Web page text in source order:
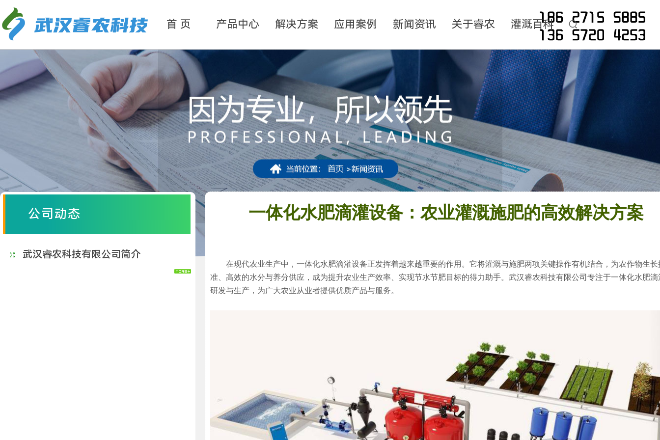
一体化水肥滴灌设备：农业灌溉施肥的高效解决方案
在现代农业生产中，一体化水肥滴灌设备正发挥着越来越重要的作用。它将灌溉与施肥两项关键操作有机结合，为农作物生长
准、高效的水分与养分供应，成为提升农业生产效率、实现节水节肥目标的得力助手。武汉睿农科技有限公司专注于一体化水肥滴
研发与生产，为广大农业从业者提供优质产品与服务。
武汉睿农科技有限公司简介
公司动态
首 页 产品中心 解决方案 应用案例 新闻资讯 关于睿农 灌溉百科